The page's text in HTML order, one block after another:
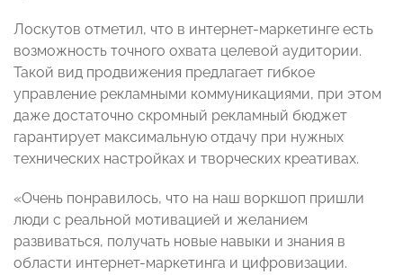
Лоскутов отметил, что в интернет-маркетинге есть
возможность точного охвата целевой аудитории.
Такой вид продвижения предлагает гибкое
управление рекламными коммуникациями, при этом
даже достаточно скромный рекламный бюджет
гарантирует максимальную отдачу при нужных
технических настройках и творческих креативах.
«Очень понравилось, что на наш воркшоп пришли
люди с реальной мотивацией и желанием
развиваться, получать новые навыки и знания в
области интернет-маркетинга и цифровизации.